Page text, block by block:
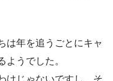
は年を追うごとにキャ
ようでした。
けじゃないですし、そ